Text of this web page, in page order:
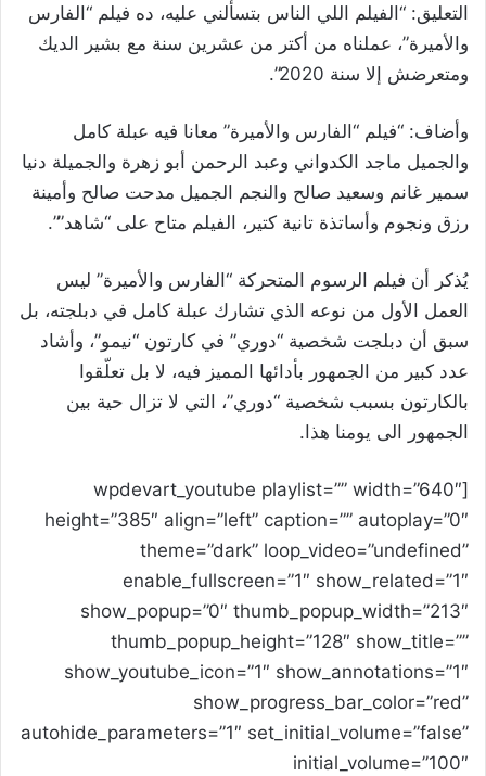
التعليق: “الفيلم اللي الناس بتسألني عليه، ده فيلم “الفارس
والأميرة”، عملناه من أكتر من عشرين سنة مع بشير الديك
ومتعرضش إلا سنة 2020”.
وأضاف: “فيلم “الفارس والأميرة” معانا فيه عبلة كامل
والجميل ماجد الكدواني وعبد الرحمن أبو زهرة والجميلة دنيا
سمير غانم وسعيد صالح والنجم الجميل مدحت صالح وأمينة
رزق ونجوم وأساتذة تانية كتير، الفيلم متاح على “شاهد””.
يُذكر أن فيلم الرسوم المتحركة “الفارس والأميرة” ليس
العمل الأول من نوعه الذي تشارك عبلة كامل في دبلجته، بل
سبق أن دبلجت شخصية “دوري” في كارتون “نيمو”، وأشاد
عدد كبير من الجمهور بأدائها المميز فيه، لا بل تعلّقوا
بالكارتون بسبب شخصية “دوري”، التي لا تزال حية بين
الجمهور الى يومنا هذا.
[wpdevart_youtube playlist=”” width=”640″
height=”385″ align=”left” caption=”” autoplay=”0″
theme=”dark” loop_video=”undefined”
enable_fullscreen=”1″ show_related=”1″
show_popup=”0″ thumb_popup_width=”213″
thumb_popup_height=”128″ show_title=””
show_youtube_icon=”1″ show_annotations=”1″
show_progress_bar_color=”red”
autohide_parameters=”1″ set_initial_volume=”false”
initial_volume=”100″